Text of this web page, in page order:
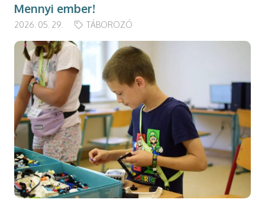
Mennyi ember!
2026. 05. 29. TÁBOROZÓ